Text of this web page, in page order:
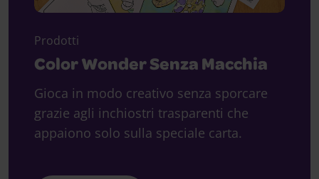
Prodotti
Color Wonder Senza Macchia
Gioca in modo creativo senza sporcare
grazie agli inchiostri trasparenti che
appaiono solo sulla speciale carta.